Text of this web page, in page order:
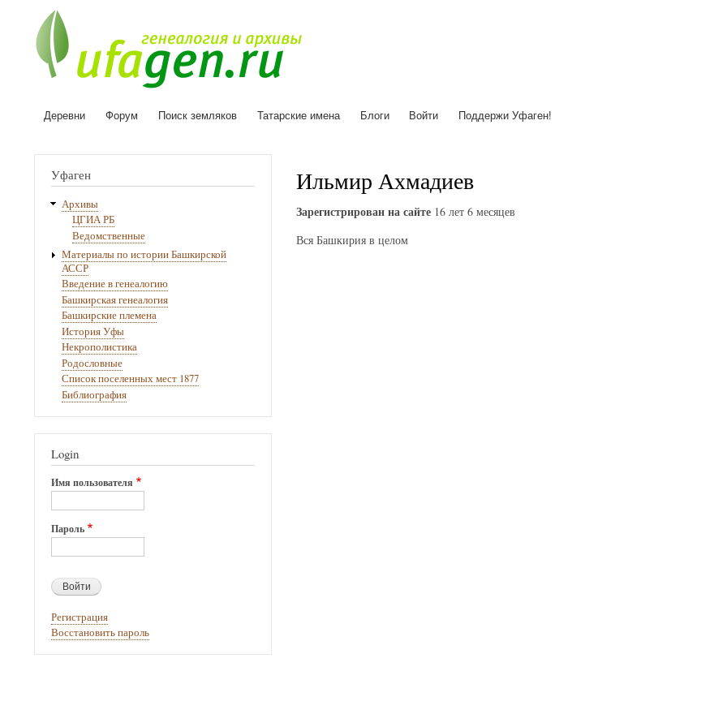
Основная
Деревни Форум Поиск земляков Татарские имена Блоги Войти Поддержи Уфаген!
Ильмир Ахмадиев
Зарегистрирован на сайте16 лет 6 месяцев
Вся Башкирия в целом
Уфаген
Архивы
ЦГИА РБ
Ведомственные
Материалы по истории Башкирской
АССР
Введение в генеалогию
Башкирская генеалогия
Башкирские племена
История Уфы
Некрополистика
Родословные
Список поселенных мест 1877
Библиография
Login
Имя пользователя
Пароль
Регистрация
Восстановить пароль